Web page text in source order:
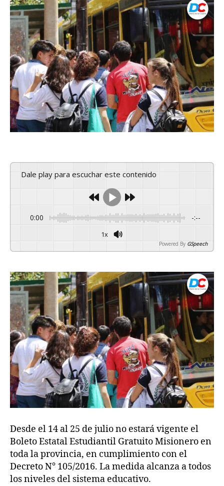
Dale play para escuchar este contenido
0:00 -:--
1x
Powered By GSpeech
Desde el 14 al 25 de julio no estará vigente el
Boleto Estatal Estudiantil Gratuito Misionero en
toda la provincia, en cumplimiento con el
Decreto N° 105/2016. La medida alcanza a todos
los niveles del sistema educativo.